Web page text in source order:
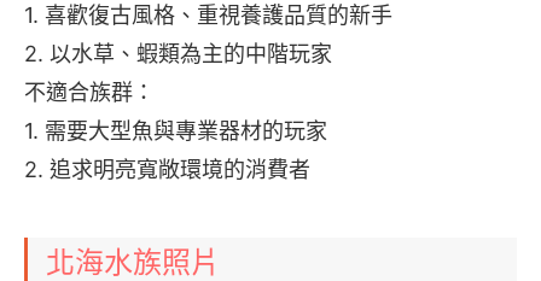
1. 喜歡復古風格、重視養護品質的新手
2. 以水草、蝦類為主的中階玩家
不適合族群：
1. 需要大型魚與專業器材的玩家
2. 追求明亮寬敞環境的消費者
北海水族照片